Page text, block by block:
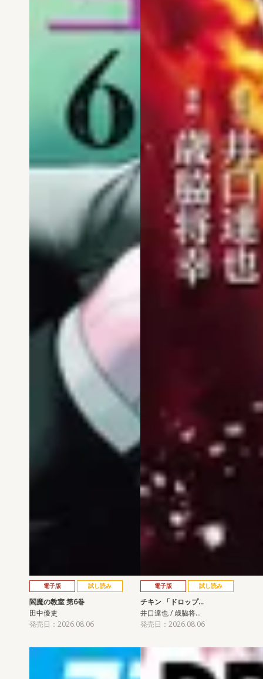
電子版 試し読み
閻魔の教室 第6巻
田中優吏
発売日：2026.08.06
電子版 試し読み
チキン 「ドロップ…
井口達也 / 歳脇将…
発売日：2026.08.06